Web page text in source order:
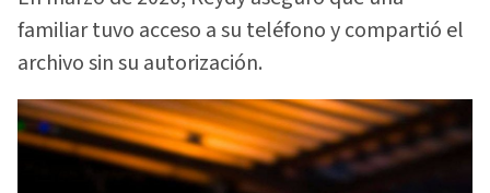
familiar tuvo acceso a su teléfono y compartió el
archivo sin su autorización.